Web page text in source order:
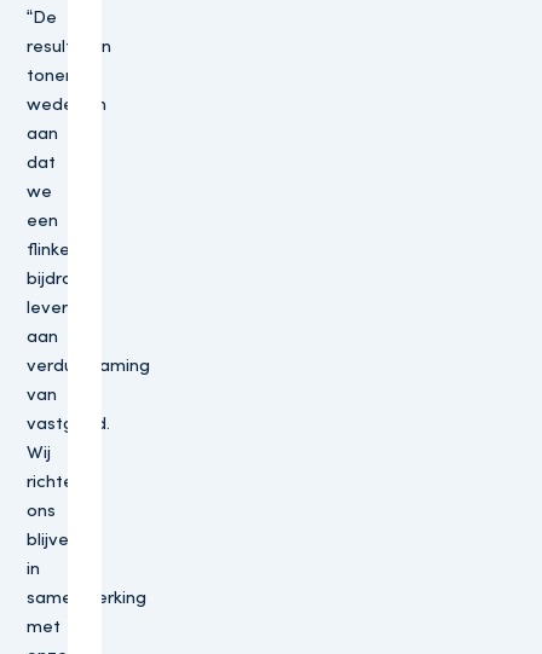
“De
resultaten
tonen
wederom
aan
dat
we
een
flinke
bijdrage
leveren
aan
verduurzaming
van
vastgoed.
Wij
richten
ons
blijvend,
in
samenwerking
met